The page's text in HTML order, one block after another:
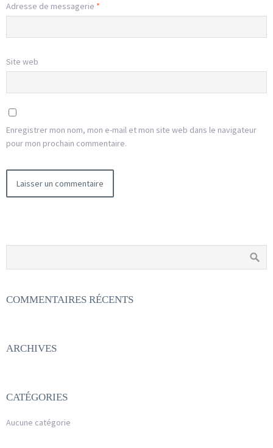
Adresse de messagerie *
Site web
Enregistrer mon nom, mon e-mail et mon site web dans le navigateur
pour mon prochain commentaire.
COMMENTAIRES RÉCENTS
ARCHIVES
CATÉGORIES
Aucune catégorie